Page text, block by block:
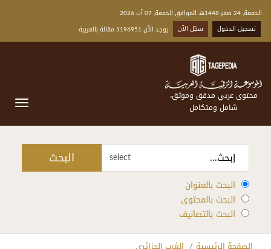
الجمعة, 24 صفر 1448هـ الموافق الجمعة, 07 آب 2026
تسجيل الدخول
سجّل الآن يوجد الآن 1196951 مقالة بالعربية
محتوى عربي مدقق وموثق،
شامل ومتكامل
select البحث
البحث بالعنوان
البحث بالمحتوى
البحث بالتصانيف